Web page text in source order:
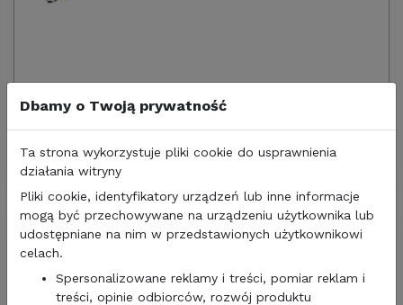
110,00 zł 89,43 zł/netto
RURKA STELAŻA PRZEDSIONKA DACHOWA 60 cm 28
mm ALUMINIUM
Dbamy o Twoją prywatność
Ta strona wykorzystuje pliki cookie do usprawnienia
działania witryny
Pliki cookie, identyfikatory urządzeń lub inne informacje
mogą być przechowywane na urządzeniu użytkownika lub
udostępniane na nim w przedstawionych użytkownikowi
celach.
Spersonalizowane reklamy i treści, pomiar reklam i
treści, opinie odbiorców, rozwój produktu